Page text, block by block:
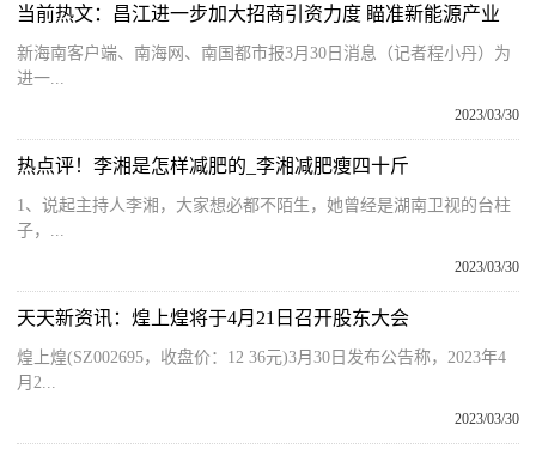
当前热文：昌江进一步加大招商引资力度 瞄准新能源产业
新海南客户端、南海网、南国都市报3月30日消息（记者程小丹）为
进一...
2023/03/30
热点评！李湘是怎样减肥的_李湘减肥瘦四十斤
1、说起主持人李湘，大家想必都不陌生，她曾经是湖南卫视的台柱
子，...
2023/03/30
天天新资讯：煌上煌将于4月21日召开股东大会
煌上煌(SZ002695，收盘价：12 36元)3月30日发布公告称，2023年4
月2...
2023/03/30